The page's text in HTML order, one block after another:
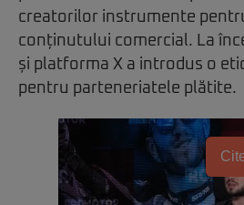
creatorilor instrumente
conținutului comercial. La
și platforma X a introdus o
pentru parteneriatele plătite.